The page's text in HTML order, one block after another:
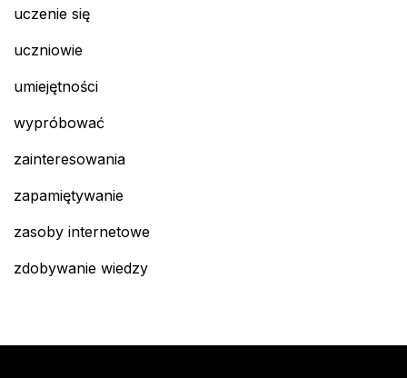
uczenie się
uczniowie
umiejętności
wypróbować
zainteresowania
zapamiętywanie
zasoby internetowe
zdobywanie wiedzy